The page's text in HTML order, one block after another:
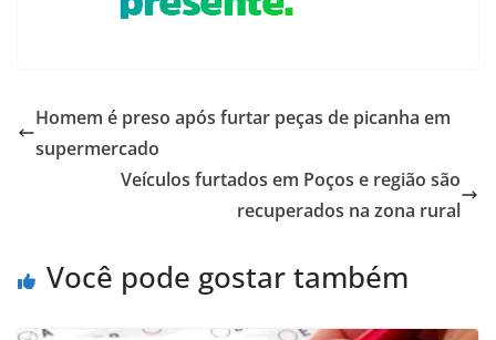
Homem é preso após furtar peças de picanha em
supermercado
Veículos furtados em Poços e região são
recuperados na zona rural
Você pode gostar também